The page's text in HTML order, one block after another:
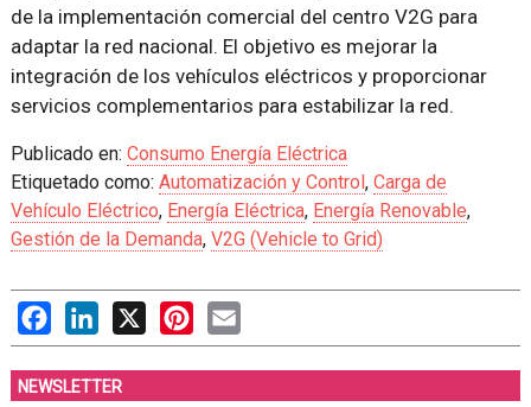
de la implementación comercial del centro V2G para
adaptar la red nacional. El objetivo es mejorar la
integración de los vehículos eléctricos y proporcionar
servicios complementarios para estabilizar la red.
Publicado en: Consumo Energía Eléctrica
Etiquetado como: Automatización y Control, Carga de
Vehículo Eléctrico, Energía Eléctrica, Energía Renovable,
Gestión de la Demanda, V2G (Vehicle to Grid)
FacebookLinkedIn
X PinterestEmail
NEWSLETTER